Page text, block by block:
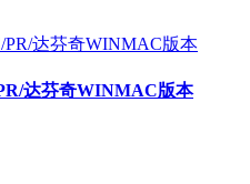
达芬奇WINMAC版本